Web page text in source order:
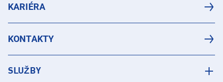
KARIÉRA
KONTAKTY
SLUŽBY